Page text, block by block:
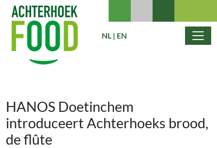
Ga naar de inhoud
Hoofdnavigatie
NL | EN
HANOS Doetinchem
introduceert Achterhoeks brood,
de flûte